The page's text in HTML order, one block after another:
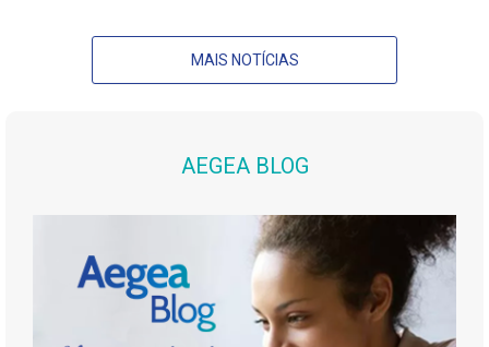
MAIS NOTÍCIAS
AEGEA BLOG